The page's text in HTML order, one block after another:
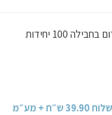
100 יחידות
+ מע״מ